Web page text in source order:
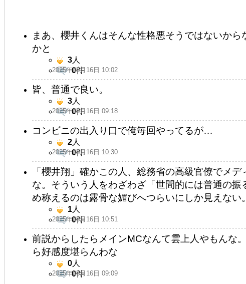
まあ、櫻井くんはそんな性格悪そうではないか
かと
2025年05月16日 10:02
3人
0件
皆、普通で良い。
2025年05月16日 09:18
3人
0件
コンビニの出入り口で俺毎回やってるが…
2025年05月16日 10:30
2人
0件
「櫻井翔」確かこの人、総務省の高級官僚でメ
な。そういう人をわざわざ「世間的には普通の
め称えるのは露骨な媚びへつらいにしか見えない。
2025年05月16日 10:51
1人
0件
前説からしたらメインMCなんて雲上人やもんな
ら好感度堪らんわな
2025年05月16日 09:09
0人
0件